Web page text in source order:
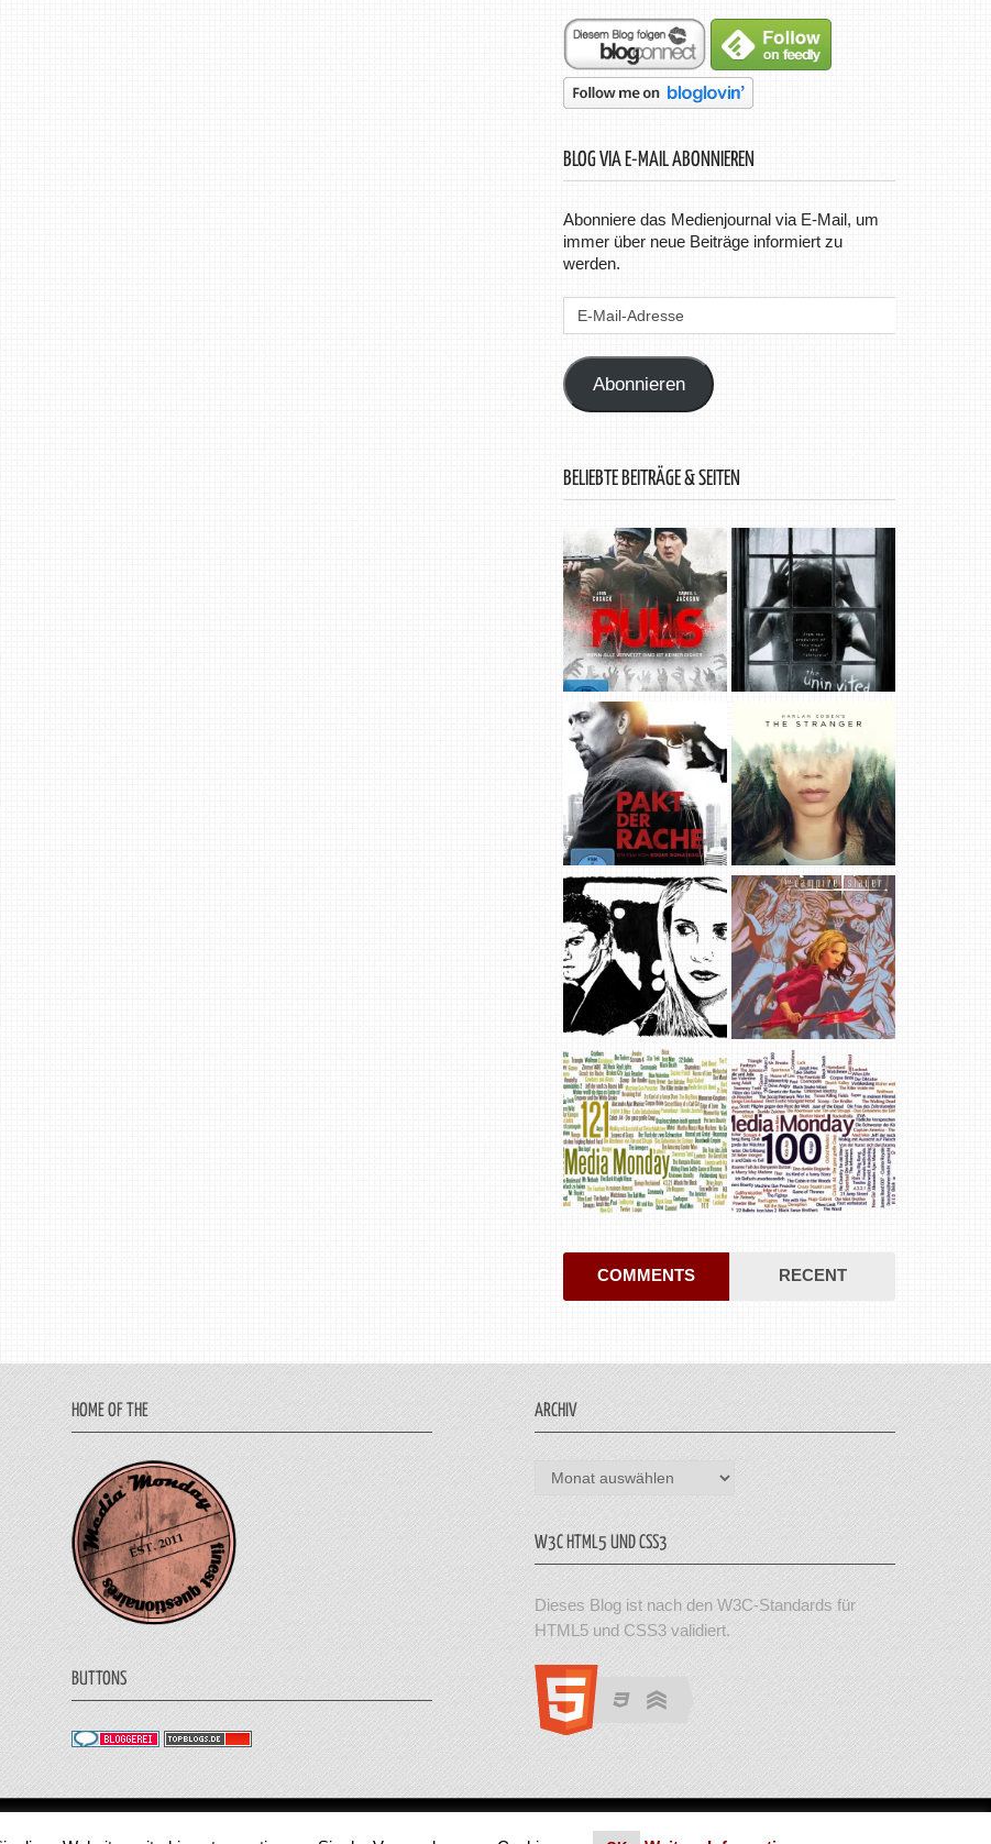
BLOG VIA E-MAIL ABONNIEREN
Abonniere das Medienjournal via E-Mail, um
immer über neue Beiträge informiert zu
werden.
E-
Abonnieren
BELIEBTE BEITRÄGE & SEITEN
COMMENTS RECENT
HOME OF THE
BUTTONS
ARCHIV
Archiv
W3C HTML5 UND CSS3
Dieses Blog ist nach den W3C-Standards für
HTML5 und CSS3 validiert.
© 2011 - 2018 Medienjournal. Alle Rechte vorbehalten. Theme von MyThemeShop. Impressum